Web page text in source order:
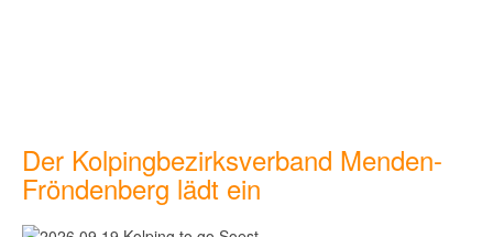
Der Kolpingbezirksverband Menden-
Fröndenberg lädt ein